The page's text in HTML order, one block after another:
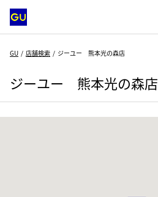
GU 店舗検索 ジーユー 熊本光の森店
ジーユー 熊本光の森店